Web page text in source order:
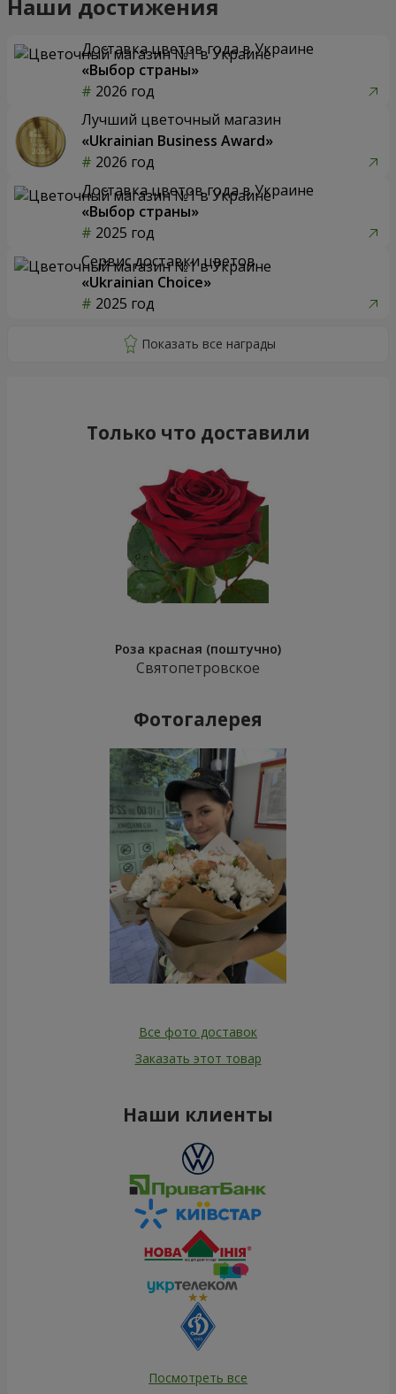
Наши достижения
Доставка цветов года в Украине
«Выбор страны»
2026 год
Лучший цветочный магазин
«Ukrainian Business Award»
2026 год
Доставка цветов года в Украине
«Выбор страны»
2025 год
Сервис доставки цветов
«Ukrainian Choice»
2025 год
Только что доставили
Роза красная (поштучно)
Святопетровское
Фотогалерея
Все фото доставок
Заказать этот товар
Наши клиенты
Посмотреть все